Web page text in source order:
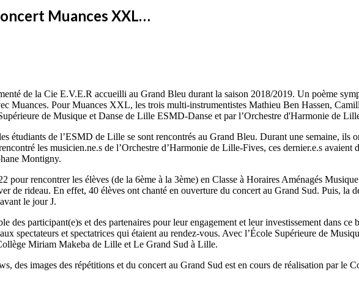
Muances XXL…
de la Cie E.V.E.R accueilli au Grand Bleu durant la saison 2018/2019. Un poème
Muances. Pour Muances XXL, les trois multi-instrumentistes Mathieu Ben Hassen,
de Musique et Danse de Lille ESMD-Danse et par l’Orchestre d'Harmonie de
étudiants de l’ESMD de Lille se sont rencontrés au Grand Bleu. Durant une semaine, ils
les musicien.ne.s de l’Orchestre d’Harmonie de Lille-Fives, ces dernier.e.s avaient
Montigny.
pour rencontrer les élèves (de la 6ème à la 3ème) en Classe à Horaires Aménagés
de rideau. En effet, 40 élèves ont chanté en ouverture du concert au Grand Sud. Puis, la
le jour J.
des participant(e)s et des partenaires pour leur engagement et leur investissement dans
spectateurs et spectatrices qui étaient au rendez-vous. Avec l’École Supérieure de
Miriam Makeba de Lille et Le Grand Sud à Lille.
des images des répétitions et du concert au Grand Sud est en cours de réalisation par le